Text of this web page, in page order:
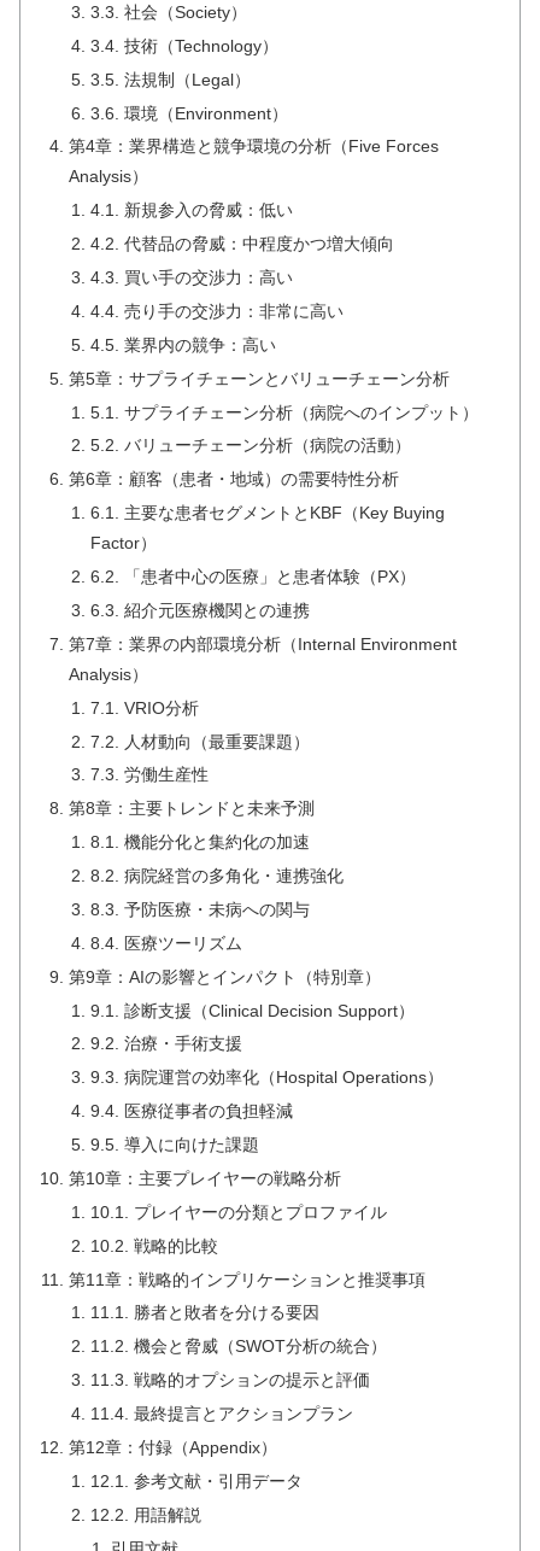
3.3. 社会（Society）
3.4. 技術（Technology）
3.5. 法規制（Legal）
3.6. 環境（Environment）
第4章：業界構造と競争環境の分析（Five Forces
Analysis）
4.1. 新規参入の脅威：低い
4.2. 代替品の脅威：中程度かつ増大傾向
4.3. 買い手の交渉力：高い
4.4. 売り手の交渉力：非常に高い
4.5. 業界内の競争：高い
第5章：サプライチェーンとバリューチェーン分析
5.1. サプライチェーン分析（病院へのインプット）
5.2. バリューチェーン分析（病院の活動）
第6章：顧客（患者・地域）の需要特性分析
6.1. 主要な患者セグメントとKBF（Key Buying
Factor）
6.2. 「患者中心の医療」と患者体験（PX）
6.3. 紹介元医療機関との連携
第7章：業界の内部環境分析（Internal Environment
Analysis）
7.1. VRIO分析
7.2. 人材動向（最重要課題）
7.3. 労働生産性
第8章：主要トレンドと未来予測
8.1. 機能分化と集約化の加速
8.2. 病院経営の多角化・連携強化
8.3. 予防医療・未病への関与
8.4. 医療ツーリズム
第9章：AIの影響とインパクト（特別章）
9.1. 診断支援（Clinical Decision Support）
9.2. 治療・手術支援
9.3. 病院運営の効率化（Hospital Operations）
9.4. 医療従事者の負担軽減
9.5. 導入に向けた課題
第10章：主要プレイヤーの戦略分析
10.1. プレイヤーの分類とプロファイル
10.2. 戦略的比較
第11章：戦略的インプリケーションと推奨事項
11.1. 勝者と敗者を分ける要因
11.2. 機会と脅威（SWOT分析の統合）
11.3. 戦略的オプションの提示と評価
11.4. 最終提言とアクションプラン
第12章：付録（Appendix）
12.1. 参考文献・引用データ
12.2. 用語解説